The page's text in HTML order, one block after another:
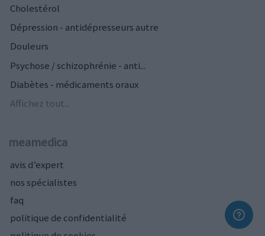
Cholestérol
Dépression - antidépresseurs autre
Douleurs
Psychose / schizophrénie - anti...
Diabètes - médicaments oraux
Affichez tout...
meamedica
avis d’expert
nos spécialistes
faq
politique de confidentialité